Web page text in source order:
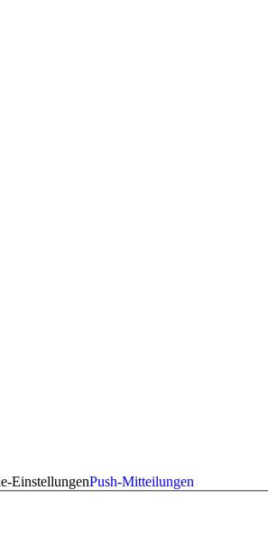
EinstellungenPush-Mitteilungen